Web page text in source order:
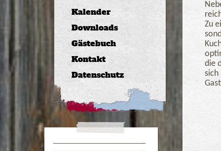
Kalender
Downloads
Gästebuch
Kontakt
Datenschutz
Zu
die
sich